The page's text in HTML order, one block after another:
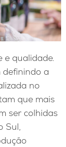
e qualidade.
definindo a
no
que mais
ser colhidas
Sul,